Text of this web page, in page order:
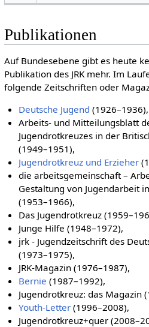
Publikationen
Auf Bundesebene gibt es heute
Publikation des JRK mehr. Im
folgende Zeitschriften oder
Deutsche Jugend (1926–1936),
Arbeits- und Mitteilungsblatt
Jugendrotkreuzes in der
(1949–1951),
Jugendrotkreuz und Erzieher
die arbeitsgemeinschaft –
Gestaltung von Jugendarbeit
(1953–1966),
Das Jugendrotkreuz
Junge Hilfe (1948–1972),
jrk - Jugendzeitschrift des
(1973–1975),
JRK-Magazin (1976–1987),
Bernie (1987–1992),
Jugendrotkreuz: das Magazin
Youth-Letter (1996–2008),
Jugendrotkreuz+quer